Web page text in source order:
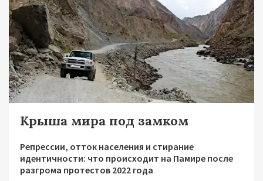
Крыша мира под замком
Репрессии, отток населения и стирание
идентичности: что происходит на Памире после
разгрома протестов 2022 года